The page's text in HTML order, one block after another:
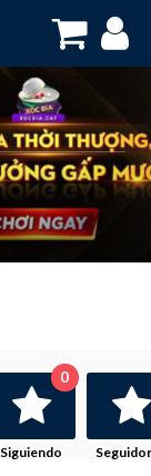
Siguiendo
0